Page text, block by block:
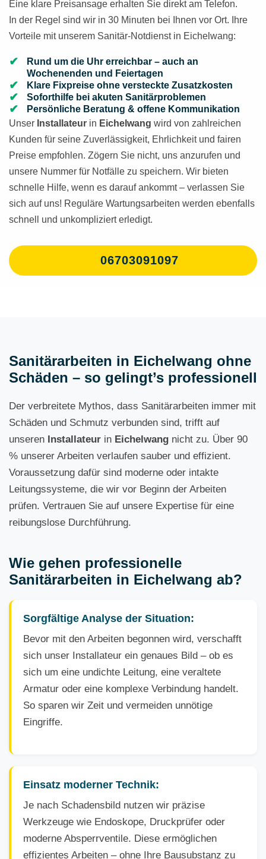
Eine klare Preisansage erhalten Sie direkt am Telefon.
In der Regel sind wir in 30 Minuten bei Ihnen vor Ort. Ihre
Vorteile mit unserem Sanitär-Notdienst in Eichelwang:
Rund um die Uhr erreichbar – auch an
Wochenenden und Feiertagen
Klare Fixpreise ohne versteckte Zusatzkosten
Soforthilfe bei akuten Sanitärproblemen
Persönliche Beratung & offene Kommunikation
Unser Installateur in Eichelwang wird von zahlreichen
Kunden für seine Zuverlässigkeit, Ehrlichkeit und fairen
Preise empfohlen. Zögern Sie nicht, uns anzurufen und
unsere Nummer für Notfälle zu speichern. Wir bieten
schnelle Hilfe, wenn es darauf ankommt – verlassen Sie
sich auf uns! Reguläre Wartungsarbeiten werden ebenfalls
schnell und unkompliziert erledigt.
06703091097
Sanitärarbeiten in Eichelwang ohne
Schäden – so gelingt’s professionell
Der verbreitete Mythos, dass Sanitärarbeiten immer mit
Schäden und Schmutz verbunden sind, trifft auf
unseren Installateur in Eichelwang nicht zu. Über 90
% unserer Arbeiten verlaufen sauber und effizient.
Voraussetzung dafür sind moderne oder intakte
Leitungssysteme, die wir vor Beginn der Arbeiten
prüfen. Vertrauen Sie auf unsere Expertise für eine
reibungslose Durchführung.
Wie gehen professionelle
Sanitärarbeiten in Eichelwang ab?
Sorgfältige Analyse der Situation:
Bevor mit den Arbeiten begonnen wird, verschafft
sich unser Installateur ein genaues Bild – ob es
sich um eine undichte Leitung, eine veraltete
Armatur oder eine komplexe Verbindung handelt.
So sparen wir Zeit und vermeiden unnötige
Eingriffe.
Einsatz moderner Technik:
Je nach Schadensbild nutzen wir präzise
Werkzeuge wie Endoskope, Druckprüfer oder
moderne Absperrventile. Diese ermöglichen
effizientes Arbeiten – ohne Ihre Bausubstanz zu